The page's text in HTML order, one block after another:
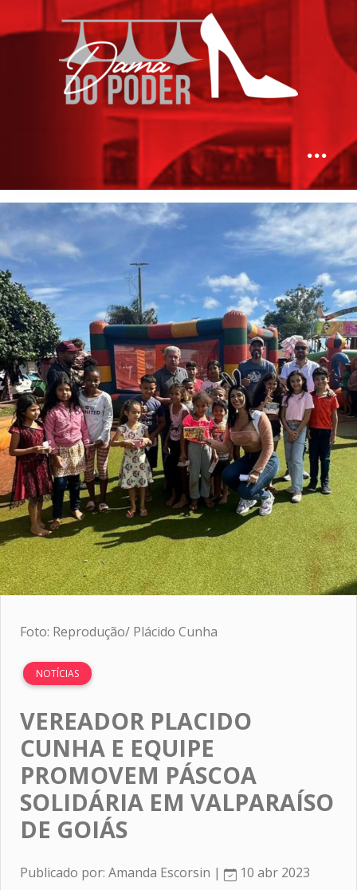
Foto: Reprodução/ Plácido Cunha
NOTÍCIAS
VEREADOR PLACIDO
CUNHA E EQUIPE
PROMOVEM PÁSCOA
SOLIDÁRIA EM VALPARAÍSO
DE GOIÁS
Publicado por: Amanda Escorsin | 10 abr 2023